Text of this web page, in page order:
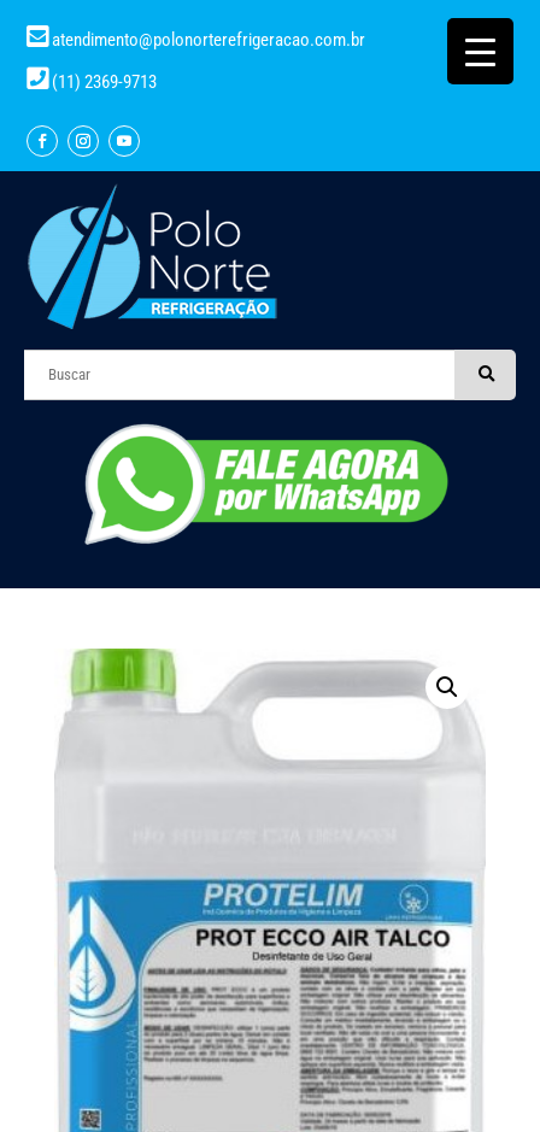
atendimento@polonorterefrigeracao.com.br
(11) 2369-9713